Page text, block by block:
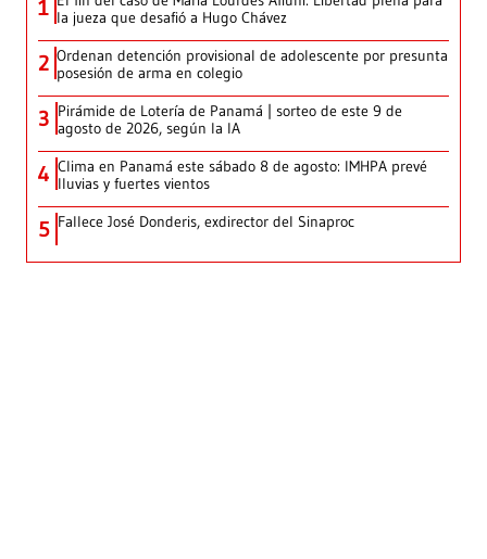
1 la jueza que desafió a Hugo Chávez
2 Ordenan detención provisional de adolescente por presunta
posesión de arma en colegio
3 Pirámide de Lotería de Panamá | sorteo de este 9 de
agosto de 2026, según la IA
4 Clima en Panamá este sábado 8 de agosto: IMHPA prevé
lluvias y fuertes vientos
5 Fallece José Donderis, exdirector del Sinaproc